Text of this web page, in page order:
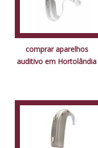
comprar aparelhos
auditivo em Hortolândia